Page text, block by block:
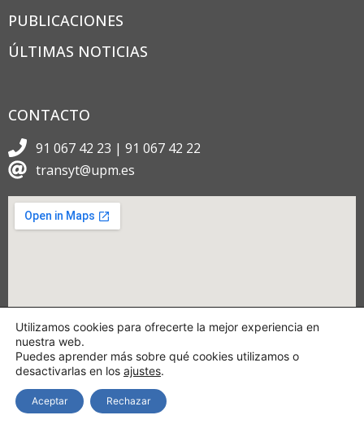
PUBLICACIONES
ÚLTIMAS NOTICIAS
CONTACTO
91 067 42 23 | 91 067 42 22
transyt@upm.es
Copyright © 2024 TRANSyT.
Utilizamos cookies para ofrecerte la mejor experiencia en
nuestra web.
Puedes aprender más sobre qué cookies utilizamos o
desactivarlas en los ajustes.
Aceptar Rechazar